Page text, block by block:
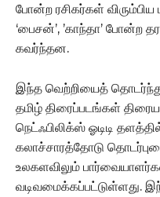
போன்ற ரசிகர்கள்
‘பைசன்’, ’காந்தா’ போன்ற
கவர்ந்தன.
இந்த வெற்றியைத்
தமிழ் திரைப்படங்கள்
நெட்ஃபிலிக்ஸ் ஓடிடி
கலாச்சாரத்தோடு
உலகளவிலும்
வடிவமைக்கப்பட்டுள்ளது.